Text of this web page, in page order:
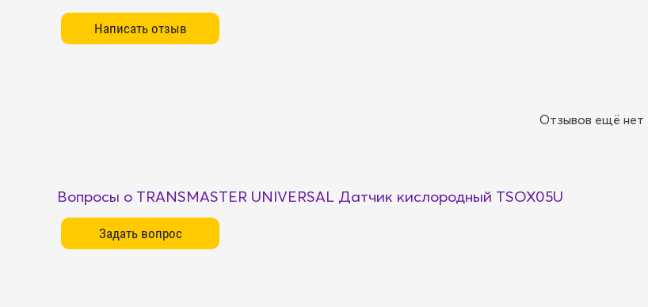
Отзывов ещё нет
Вопросы о TRANSMASTER UNIVERSAL Датчик кислородный TSOX05U